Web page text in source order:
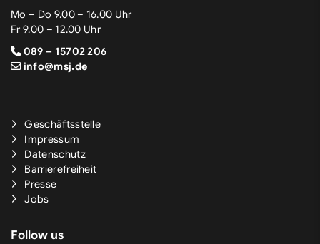
Mo – Do 9.00 – 16.00 Uhr
Fr 9.00 – 12.00 Uhr
089 – 15702 206
info@msj.de
Geschäftsstelle
Impressum
Datenschutz
Barrierefreiheit
Presse
Jobs
Follow us